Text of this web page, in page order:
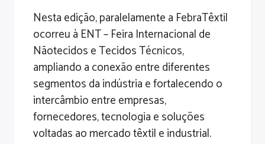
Nesta edição, paralelamente a FebraTêxtil
ocorreu à ENT – Feira Internacional de
Nãotecidos e Tecidos Técnicos,
ampliando a conexão entre diferentes
segmentos da indústria e fortalecendo o
intercâmbio entre empresas,
fornecedores, tecnologia e soluções
voltadas ao mercado têxtil e industrial.